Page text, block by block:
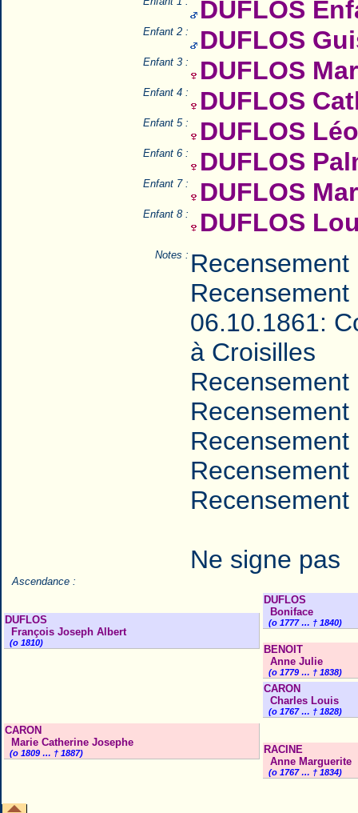
DUFLOS
Enfant 2 : DUFLOS
Enfant 3 : DUFLOS
Enfant 4 : DUFLOS
Enfant 5 : DUFLOS
Enfant 6 : DUFLOS
Enfant 7 : DUFLOS
Enfant 8 : DUFLOS
Notes :
06.10.1861:
à Croisilles
Ne signe pas
DUFLOS
François Joseph Albert
(o 1810)
DUFLOS
Boniface
(o 1777 … † 1840)
BENOIT
Anne Julie
(o 1779 … † 1838)
CARON
Marie Catherine Josephe
(o 1809 … † 1887)
CARON
Charles Louis
(o 1767 … † 1828)
RACINE
Anne Marguerite
(o 1767 … † 1834)
Ascendance :